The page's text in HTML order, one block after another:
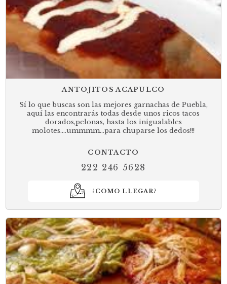
ANTOJITOS ACAPULCO
Sí lo que buscas son las mejores garnachas de Puebla,
aquí las encontrarás todas desde unos ricos tacos
dorados,pelonas, hasta los inigualables
molotes....ummmm...para chuparse los dedos!!!
CONTACTO
222 246 5628
¿COMO LLEGAR?